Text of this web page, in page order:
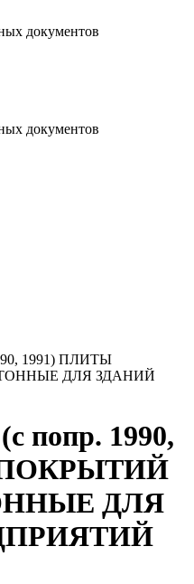
документов
документов
1991) ПЛИТЫ
ДЛЯ ЗДАНИЙ
попр. 1990,
ПОКРЫТИЙ
ДЛЯ